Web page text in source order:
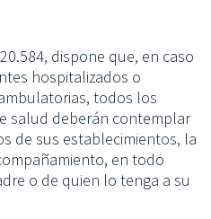
dispone que, en caso
hospitalizados o
todos los
salud deberán contemplar
de sus establecimientos, la
en todo
o de quien lo tenga a su